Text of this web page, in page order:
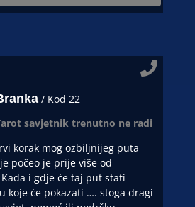
/ Kod 22
savjetnik trenutno ne radi
korak mog ozbiljnijeg puta
počeo je prije više od
i gdje će taj put stati
koje će pokazati …. stoga dragi